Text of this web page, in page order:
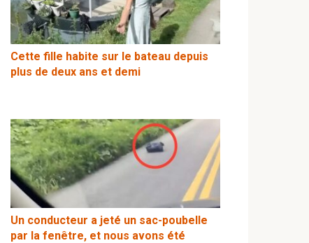
Cette fille habite sur le bateau depuis
plus de deux ans et demi
Un conducteur a jeté un sac-poubelle
par la fenêtre, et nous avons été